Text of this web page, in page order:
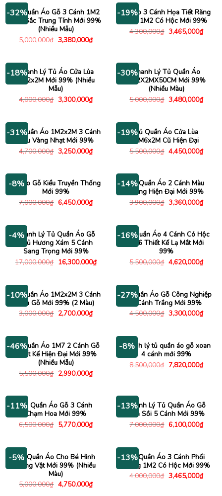
6,200,000₫.
-32%
Tủ Quần Áo Gỗ 3 Cánh 1M2
Màu Sắc Trung Tính Mới 99%
(Nhiều Mẫu)
5,000,000₫ Giá
gốc
3,380,000₫Giá
hiện
3,380,000₫.
-19%
Tủ Áo 3 Cánh Họa Tiết Răng
Cưa 1M2 Có Hộc Mới 99%
4,300,000₫ Giá
gốc
3,465,000₫Giá
hiện
-18%Thanh Lý Tủ Áo Cửa Lùa
1M2x2M Mới 99% (Nhiều
Mẫu)
4,000,000₫ Giá
gốc
3,300,000₫Giá
hiện
3,300,000₫.
-30%Thanh Lý Tủ Quần Áo
1M2X2MX50CM Mới 99%
(Nhiều Màu)
5,000,000₫ Giá
gốc
3,480,000₫Giá
hiện
-31%
Tủ Quần Áo 1M2x2M 3 Cánh
Màu Vàng Nhạt Mới 99%
4,700,000₫ Giá
gốc
3,250,000₫Giá
hiện
3,250,000₫.
-19%Tủ Quần Áo Cửa Lùa
1M6x2M Cũ Hiện Đại
5,500,000₫ Giá
gốc
4,450,000₫Giá
hiện
-8%
Tủ Áo Gỗ Kiểu Truyền Thống
Mới 99%
7,000,000₫ Giá
gốc
6,450,000₫Giá
hiện
6,450,000₫.
-14%Tủ Quần Áo 2 Cánh Màu
Trắng Hiện Đại Mới 99%
3,900,000₫ Giá
gốc
3,360,000₫Giá
hiện
-4%Thanh Lý Tủ Quần Áo Gỗ
Phủ Hương Xám 5 Cánh
Sang Trọng Mới 99%
17,000,000₫ Giá
gốc
16,300,000₫Giá
hiện
16,300,000₫.
-16%
Tủ Quần Áo 4 Cánh Có Hộc
1M6 Thiết Kế Lạ Mắt Mới
99%
5,500,000₫ Giá
gốc
4,620,000₫Giá
hiện
-10%
Tủ Quần Áo 1M2x2M 3 Cánh
Vân Gỗ Mới 99% (2 Màu)
3,000,000₫ Giá
gốc
2,700,000₫Giá
hiện
2,700,000₫.
-27%
Tủ Quần Áo Gỗ Công Nghiệp
2 Cánh Trắng Mới 99%
4,500,000₫ Giá
gốc
3,300,000₫Giá
hiện
-46%
Tủ Quần Áo 1M7 2 Cánh Gỗ
Thiết Kế Hiện Đại Mới 99%
(Nhiều Mẫu)
5,500,000₫ Giá
gốc
2,990,000₫Giá
hiện
2,990,000₫.
-8%
Thanh lý tủ quần áo gỗ xoan
4 cánh mới 99%
8,500,000₫ Giá
gốc
7,820,000₫Giá
hiện
-11%Tủ Quần Áo Gỗ 3 Cánh
Chạm Hoa Mới 99%
6,500,000₫ Giá
gốc
5,770,000₫Giá
hiện
5,770,000₫.
-13%Thanh Lý Tủ Quần Áo Gỗ
Vân Sồi 5 Cánh Mới 99%
7,000,000₫ Giá
gốc
6,100,000₫Giá
hiện
-5%Tủ Quần Áo Cho Bé Hình
Động Vật Mới 99% (Nhiều
Màu)
5,000,000₫ Giá
gốc
4,750,000₫Giá
hiện
-13%Tủ Quần Áo 3 Cánh Phối
Trắng 1M2 Có Hộc Mới 99%
4,000,000₫ Giá
gốc
3,465,000₫Giá
hiện